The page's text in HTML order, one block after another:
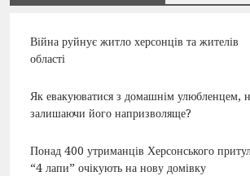
Війна руйнує житло херсонців та жителів
області
Як евакуюватися з домашнім улюбленцем,
залишаючи його напризволяще?
Понад 400 утриманців Херсонського
“4 лапи” очікують на нову домівку